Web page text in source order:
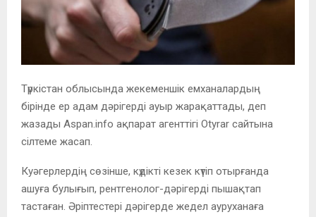
Түркістан облысында жекеменшік емханалардың
бірінде ер адам дәрігерді ауыр жарақаттады, деп
жазады Aspan.info ақпарат агенттігі Otyrar сайтына
сілтеме жасап.
Куәгерлердің сөзінше, күдікті кезек күтіп отырғанда
ашуға булығып, рентгенолог-дәрігерді пышақтап
тастаған. Әріптестері дәрігерде жедел ауруханаға